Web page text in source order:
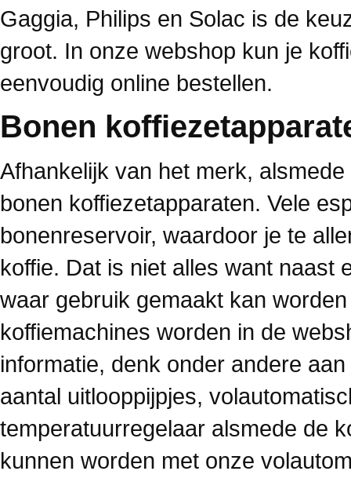
Gaggia, Philips en Solac is de
groot. In onze webshop kun je
eenvoudig online bestellen.
Bonen
Afhankelijk van het merk,
bonen koffiezetapparaten. Vele
bonenreservoir, waardoor je te
koffie. Dat is niet alles want naast
waar gebruik gemaakt kan
koffiemachines worden in de
informatie, denk onder andere
aantal uitlooppijpjes,
temperatuurregelaar alsmede de
kunnen worden met onze